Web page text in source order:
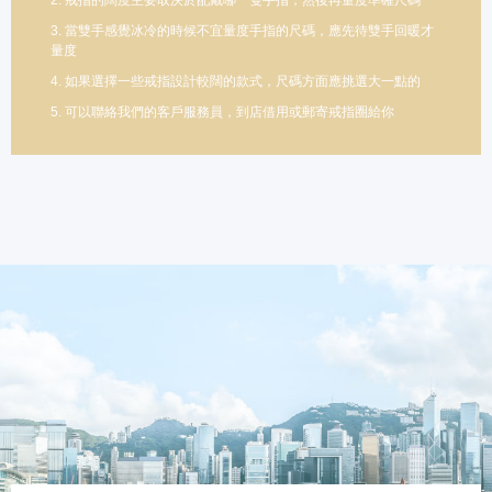
3. 當雙手感覺冰冷的時候不宜量度手指的尺碼，應先待雙手回暖才
量度
4. 如果選擇一些戒指設計較闊的款式，尺碼方面應挑選大一點的
5. 可以聯絡我們的客戶服務員，到店借用或郵寄戒指圈給你